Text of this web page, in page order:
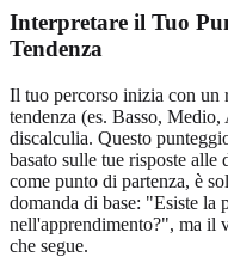
Interpretare il Tuo
Tendenza
Il tuo percorso inizia con
tendenza (es. Basso,
discalculia. Questo
basato sulle tue risposte alle
come punto di partenza, è
domanda di base: "Esiste la
nell'apprendimento?", ma il
che segue.